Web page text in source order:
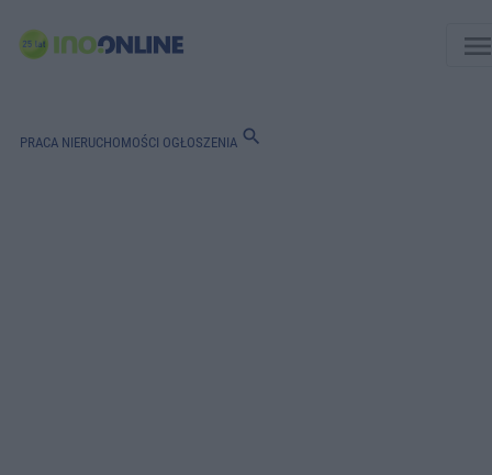
PRACA NIERUCHOMOŚCI OGŁOSZENIA search